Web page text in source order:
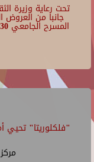
تحت رعاية وزيرة
جانبا من العروض
"فلكلوريتا" تحيي